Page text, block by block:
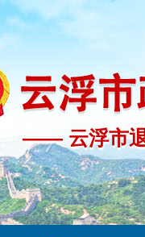
—— 云浮市
—— 云浮市